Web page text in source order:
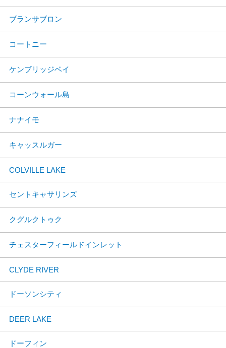
ブランサブロン
コートニー
ケンブリッジベイ
コーンウォール島
ナナイモ
キャッスルガー
COLVILLE LAKE
セントキャサリンズ
クグルクトゥク
チェスターフィールドインレット
CLYDE RIVER
ドーソンシティ
DEER LAKE
ドーフィン